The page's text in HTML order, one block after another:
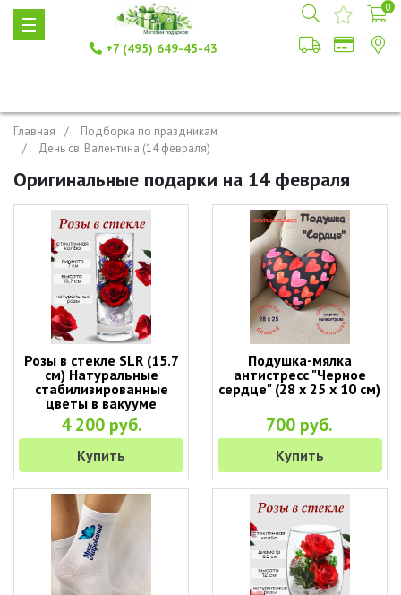
+7 (495) 649-45-43
0
Главная
Подборка по праздникам
День св. Валентина (14 февраля)
Оригинальные подарки на 14 февраля
Розы в стекле SLR (15.7
см) Натуральные
стабилизированные
цветы в вакууме
4 200 руб.
Купить
Подушка-мялка
антистресс "Черное
сердце" (28 х 25 х 10 см)
700 руб.
Купить